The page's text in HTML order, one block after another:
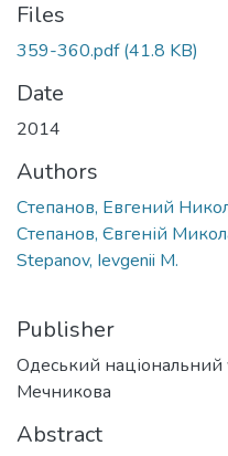
Files
359-360.pdf(41.8 KB)
Date
2014
Authors
Степанов, Евгений
Степанов, Євгеній
Stepanov, Ievgenii M.
Publisher
Одеський національний
Мечникова
Abstract